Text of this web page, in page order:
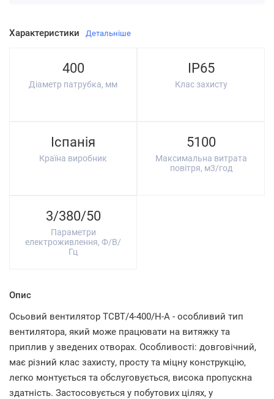
Характеристики Детальніше
400
Діаметр патрубка, мм
IP65
Клас захисту
Іспанія
Країна виробник
5100
Максимальна витрата
повітря, м3/год
3/380/50
Параметри
електроживлення, Ф/В/
Гц
Опис
Осьовий вентилятор TCBT/4-400/H-A - особливий тип
вентилятора, який може працювати на витяжку та
приплив у зведених отворах. Особливості: довговічний,
має різний клас захисту, просту та міцну конструкцію,
легко монтується та обслуговується, висока пропускна
здатність. Застосовується у побутових цілях, у